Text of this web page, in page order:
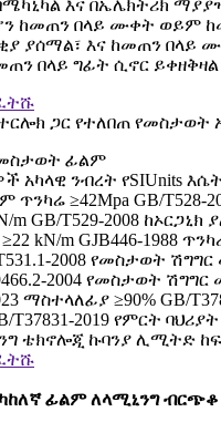
እና በኤሌክትሪክ
ከመጠን በላይ ሙቀት ወይም
ያሰማል፣ እና ከመጠን በላይ
በላይ ግፊት ሲኖር
ፊልም
አካላዊ ንብረት የSIUnits
≥42Mpa GB/T528-
m GB/T529-2008
kN/m GJB446-1988
2008 የመስታወት
2004 የመስታወት
ማስተላለፊያ ≥90% GB/
T37831-2019 የምርት
ቴክኖሎጂ ኩባንያ ሊሚትድ
ፊልም ለላሚኒንግ ብርጭቆ